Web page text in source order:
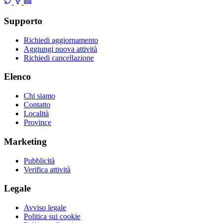
Supporto
Richiedi aggiornamento
Aggiungi nuova attività
Richiedi cancellazione
Elenco
Chi siamo
Contatto
Località
Province
Marketing
Pubblicità
Verifica attività
Legale
Avviso legale
Politica sui cookie